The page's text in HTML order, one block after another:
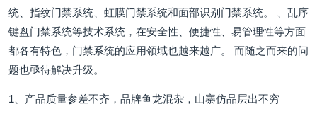
统、指纹门禁系统、虹膜门禁系统和面部识别门禁系统。 、乱序
键盘门禁系统等技术系统，在安全性、便捷性、易管理性等方面
都各有特色，门禁系统的应用领域也越来越广。 而随之而来的问
题也亟待解决升级。
1、产品质量参差不齐，品牌鱼龙混杂，山寨仿品层出不穷